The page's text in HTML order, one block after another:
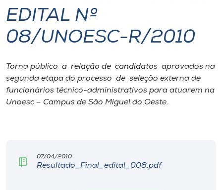
I.nova
Cultura
Editora
EDITAL Nº
08/UNOESC-R/2010
Torna público a relação de candidatos aprovados na
segunda etapa do processo de seleção externa de
funcionários técnico-administrativos para atuarem na
Unoesc – Campus de São Miguel do Oeste.
07/04/2010
Resultado_Final_edital_008.pdf